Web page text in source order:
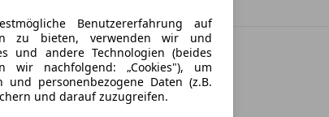
Benutzererfahrung auf
zu bieten, verwenden wir und
und andere Technologien (beides
wir nachfolgend: „Cookies"), um
und personenbezogene Daten (z.B.
und darauf zuzugreifen.